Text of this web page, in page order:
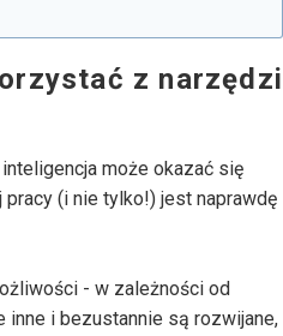
z narzędzi
może okazać się
(i nie tylko!) jest naprawdę
- w zależności od
inne i bezustannie są rozwijane,